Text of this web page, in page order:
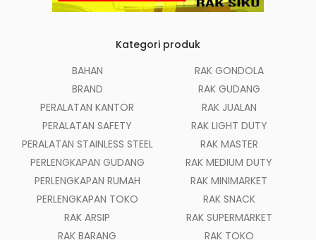
Kategori produk
BAHAN
BRAND
PERALATAN KANTOR
PERALATAN SAFETY
PERALATAN STAINLESS STEEL
PERLENGKAPAN GUDANG
PERLENGKAPAN RUMAH
PERLENGKAPAN TOKO
RAK ARSIP
RAK BARANG
RAK GONDOLA
RAK GUDANG
RAK JUALAN
RAK LIGHT DUTY
RAK MASTER
RAK MEDIUM DUTY
RAK MINIMARKET
RAK SNACK
RAK SUPERMARKET
RAK TOKO